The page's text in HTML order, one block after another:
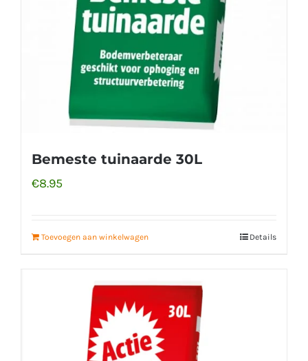
Bemeste tuinaarde 30L
€8.95
Toevoegen aan winkelwagen Details